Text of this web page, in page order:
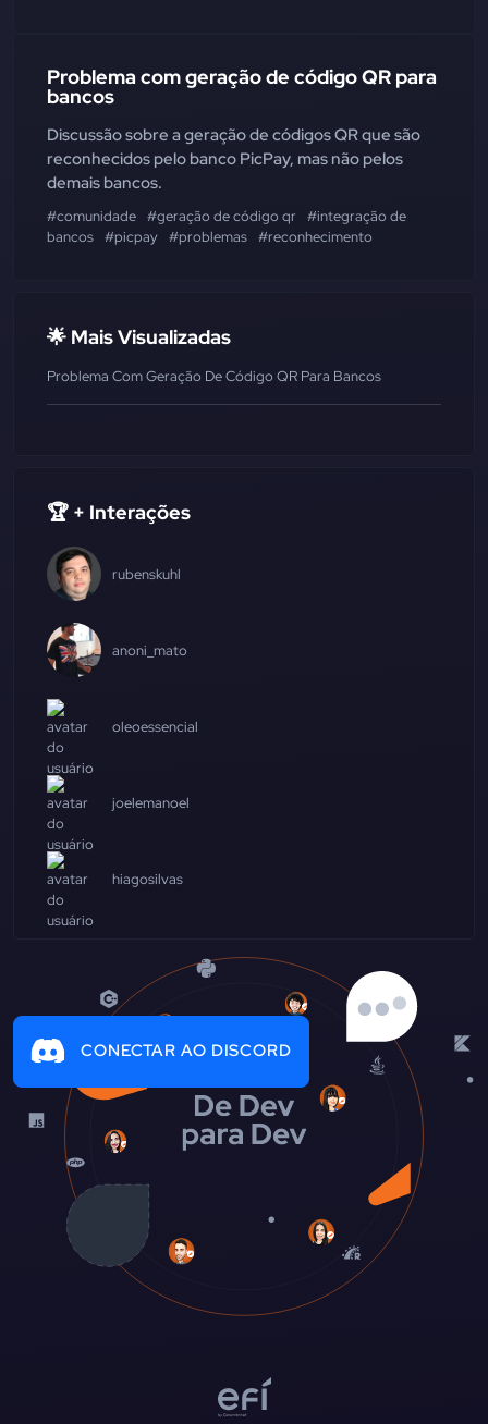
Problema com geração de código QR para
bancos
Discussão sobre a geração de códigos QR que são
reconhecidos pelo banco PicPay, mas não pelos
demais bancos.
#comunidade #geração de código qr
#integração de
bancos #picpay #problemas #reconhecimento
🌟 Mais Visualizadas
Problema Com Geração De Código QR Para Bancos
🏆 + Interações
rubenskuhl
anoni_mato
oleoessencial
joelemanoel
hiagosilvas
CONECTAR AO DISCORD